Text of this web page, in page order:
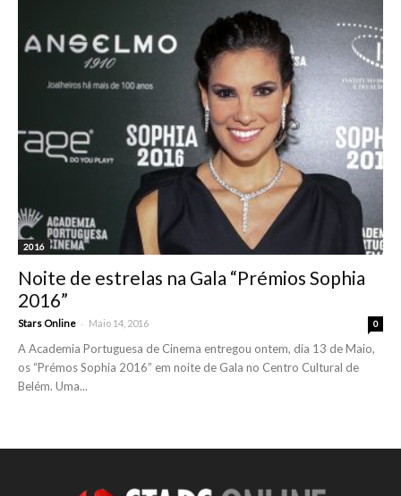
2016
Noite de estrelas na Gala “Prémios Sophia
2016”
Stars Online - Maio 14, 2016 0
A Academia Portuguesa de Cinema entregou ontem, dia 13 de Maio,
os “Prémos Sophia 2016” em noite de Gala no Centro Cultural de
Belém. Uma...